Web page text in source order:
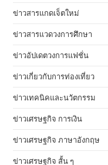
ข่าวสารแกดเจ็ตใหม่
ข่าวสารแวดวงการศึกษา
ข่าวอัปเดตวงการแฟชั่น
ข่าวเกี่ยวกับการท่องเที่ยว
ข่าวเทคนิคและนวัตกรรม
ข่าวเศรษฐกิจ การเงิน
ข่าวเศรษฐกิจ ภาษาอังกฤษ
ข่าวเศรษฐกิจ สั้น ๆ